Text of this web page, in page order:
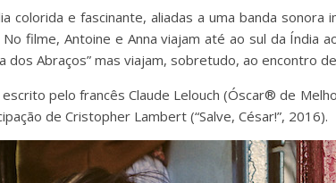
colorida e fascinante, aliadas a uma banda sonora
filme, Antoine e Anna viajam até ao sul da Índia
dos Abraços” mas viajam, sobretudo, ao encontro
escrito pelo francês Claude Lelouch (Óscar® de
de Cristopher Lambert (“Salve, César!”, 2016).